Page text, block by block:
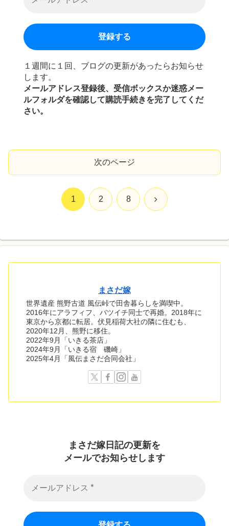
１週間に１回、ブログの更新があったらお知らせ
します。
メールアドレス登録後、受信ボックスか迷惑メー
ルフォルダを確認して購読手続きを完了してくだ
さい。
次のページ
1 2 8 次
まさだ嫁
世界遺産 熊野古道 風伝峠で田舎暮らしを満喫中。
2016年にアラフィフ、バツイチ同士で再婚。2018年に
東京から京都に転居。伏見稲荷大社の隣に住むも、
2020年12月、熊野に移住。
2022年9月「いきる茶店」
2024年9月「いきる宿 磯崎」
2025年4月「風伝まさだ合同会社」
まさだ嫁日記の更新を
メールでお知らせします